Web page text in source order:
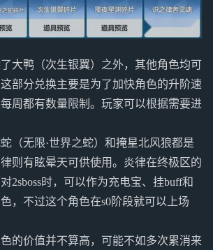
大鸭（次生银翼）之外，其他角色均可
部分兑换主要是为了加快角色的升阶速
周都有数量限制。玩家可以根据需要进
（无限·世界之蛇）和掩星北风狼都是
则有眩晕天可供使用。炎律在终极区的
2sboss时，可以作为充电宝、挂buff和
，不过这个角色在s0阶段就可以上场
的价值并不算高，可能不如多次累消来